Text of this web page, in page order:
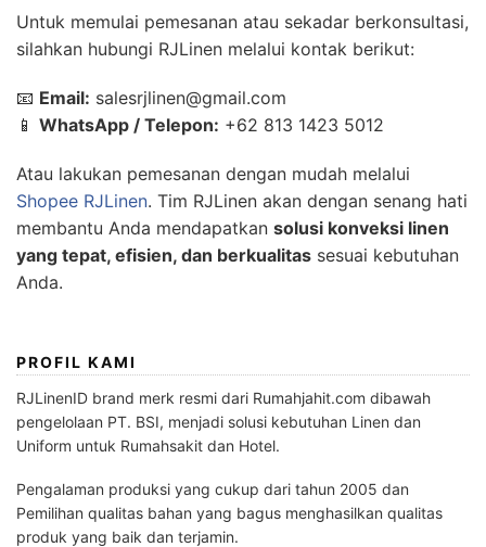
Untuk memulai pemesanan atau sekadar berkonsultasi,
silahkan hubungi RJLinen melalui kontak berikut:
📧 Email: salesrjlinen@gmail.com
📱 WhatsApp / Telepon: +62 813 1423 5012
Atau lakukan pemesanan dengan mudah melalui
Shopee RJLinen. Tim RJLinen akan dengan senang hati
membantu Anda mendapatkan solusi konveksi linen
yang tepat, efisien, dan berkualitas sesuai kebutuhan
Anda.
PROFIL KAMI
RJLinenID brand merk resmi dari Rumahjahit.com dibawah
pengelolaan PT. BSI, menjadi solusi kebutuhan Linen dan
Uniform untuk Rumahsakit dan Hotel.
Pengalaman produksi yang cukup dari tahun 2005 dan
Pemilihan qualitas bahan yang bagus menghasilkan qualitas
produk yang baik dan terjamin.